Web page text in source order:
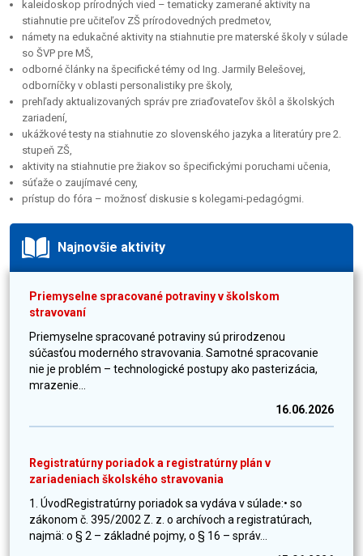
kaleidoskop prírodných vied – tematicky zamerané aktivity na
stiahnutie pre učiteľov ZŠ prírodovedných predmetov,
námety na edukačné aktivity na stiahnutie pre materské školy v súlade
so ŠVP pre MŠ,
odborné články na špecifické témy od Ing. Jarmily Belešovej,
odborníčky v oblasti personalistiky pre školy,
prehľady aktualizovaných správ pre zriaďovateľov škôl a školských
zariadení,
ukážkové testy na stiahnutie zo slovenského jazyka a literatúry pre 2.
stupeň ZŠ,
aktivity na stiahnutie pre žiakov so špecifickými poruchami učenia,
súťaže o zaujímavé ceny,
prístup do fóra – možnosť diskusie s kolegami-pedagógmi.
Najnovšie aktivity
Priemyselne spracované potraviny v školskom
stravovaní
Priemyselne spracované potraviny sú prirodzenou
súčasťou moderného stravovania. Samotné spracovanie
nie je problém – technologické postupy ako pasterizácia,
mrazenie...
16.06.2026
Registratúrny poriadok a registratúrny plán v
zariadeniach školského stravovania
1. ÚvodRegistratúrny poriadok sa vydáva v súlade:• so
zákonom č. 395/2002 Z. z. o archívoch a registratúrach,
najmä: o § 2 – základné pojmy, o § 16 – správ...